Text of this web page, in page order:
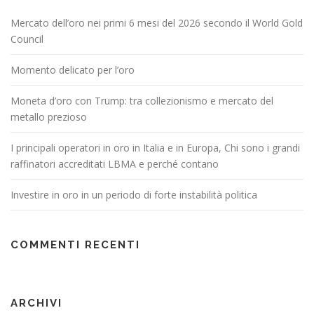
Mercato dell’oro nei primi 6 mesi del 2026 secondo il World Gold
Council
Momento delicato per l’oro
Moneta d’oro con Trump: tra collezionismo e mercato del
metallo prezioso
I principali operatori in oro in Italia e in Europa, Chi sono i grandi
raffinatori accreditati LBMA e perché contano
Investire in oro in un periodo di forte instabilità politica
COMMENTI RECENTI
ARCHIVI